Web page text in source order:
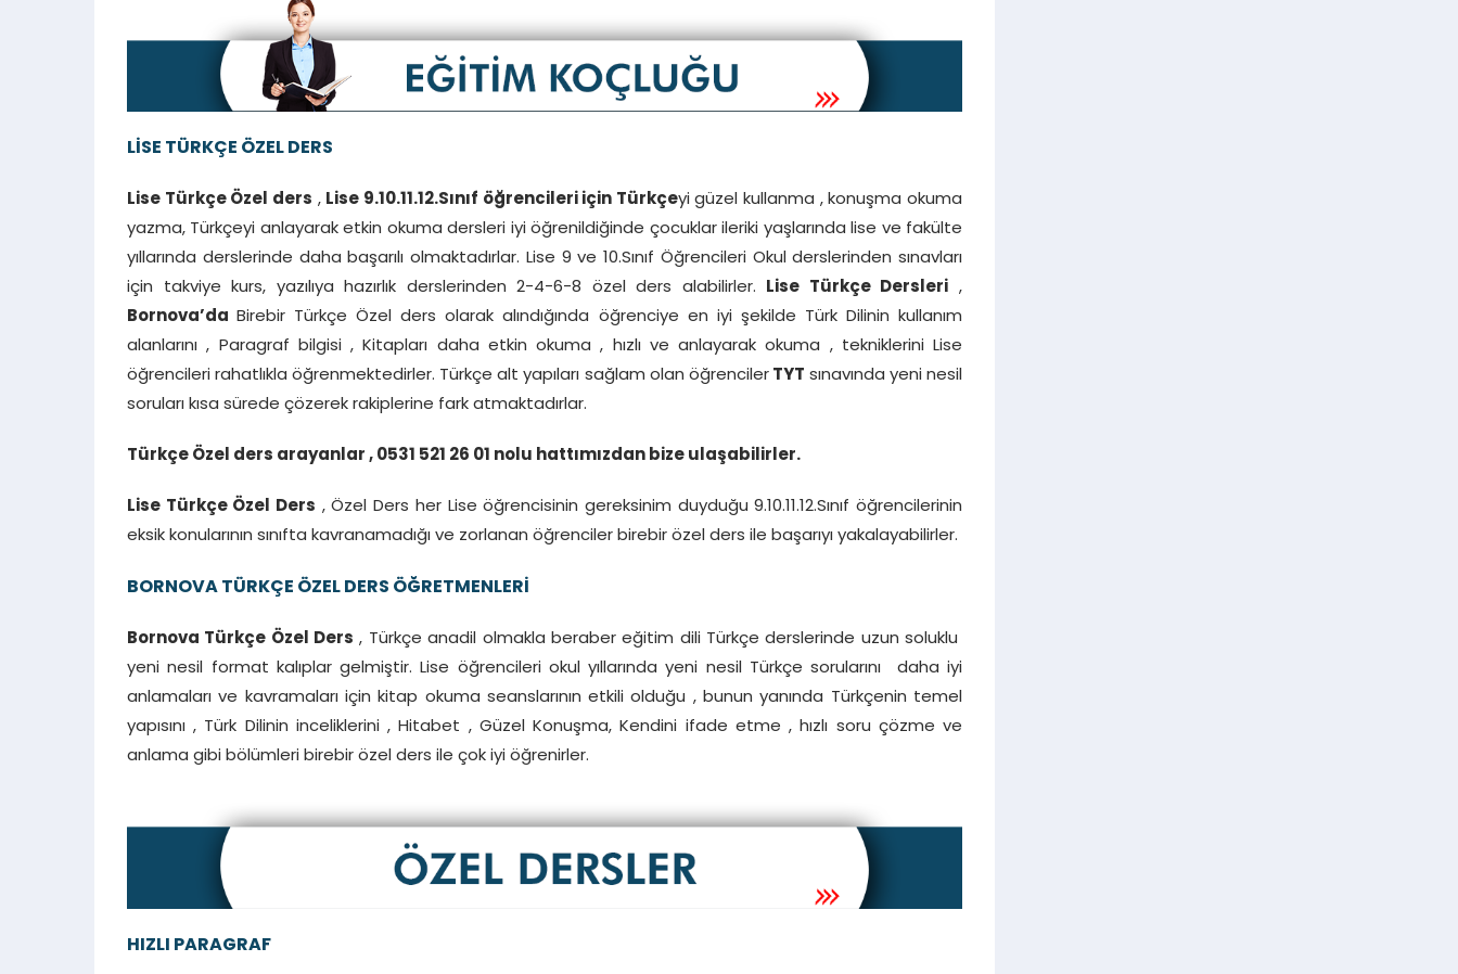
LİSE TÜRKÇE ÖZEL DERS
Lise Türkçe Özel ders , Lise 9.10.11.12.Sınıf öğrencileri için Türkçeyi güzel kullanma , konuşma okuma
yazma, Türkçeyi anlayarak etkin okuma dersleri iyi öğrenildiğinde çocuklar ileriki yaşlarında lise ve fakülte
yıllarında derslerinde daha başarılı olmaktadırlar. Lise 9 ve 10.Sınıf Öğrencileri Okul derslerinden sınavları
için takviye kurs, yazılıya hazırlık derslerinden 2-4-6-8 özel ders alabilirler.
Lise Türkçe Dersleri
,
Bornova’da
Birebir Türkçe Özel ders olarak alındığında öğrenciye en iyi şekilde Türk Dilinin kullanım
alanlarını , Paragraf bilgisi , Kitapları daha etkin okuma , hızlı ve anlayarak okuma , tekniklerini Lise
öğrencileri rahatlıkla öğrenmektedirler. Türkçe alt yapıları sağlam olan öğrencilerTYT sınavında yeni nesil
soruları kısa sürede çözerek rakiplerine fark atmaktadırlar.
Türkçe Özel ders arayanlar , 0531 521 26 01 nolu hattımızdan bize ulaşabilirler.
Lise Türkçe Özel Ders , Özel Ders her Lise öğrencisinin gereksinim duyduğu 9.10.11.12.Sınıf öğrencilerinin
eksik konularının sınıfta kavranamadığı ve zorlanan öğrenciler birebir özel ders ile başarıyı yakalayabilirler.
BORNOVA TÜRKÇE ÖZEL DERS ÖĞRETMENLERİ
Bornova Türkçe Özel Ders , Türkçe anadil olmakla beraber eğitim dili Türkçe derslerinde uzun soluklu
yeni nesil format kalıplar gelmiştir. Lise öğrencileri okul yıllarında yeni nesil Türkçe sorularını daha iyi
anlamaları ve kavramaları için kitap okuma seanslarının etkili olduğu , bunun yanında Türkçenin temel
yapısını , Türk Dilinin inceliklerini , Hitabet , Güzel Konuşma, Kendini ifade etme , hızlı soru çözme ve
anlama gibi bölümleri birebir özel ders ile çok iyi öğrenirler.
HIZLI PARAGRAF